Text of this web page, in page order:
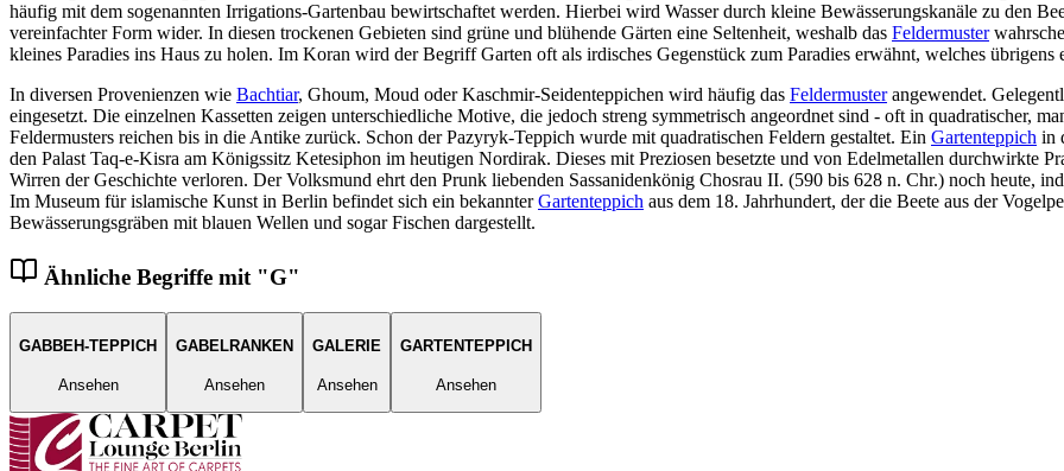
häufig mit dem sogenannten Irrigations-Gartenbau bewirtschaftet werden. Hierbei wird Wasser durch kleine Bewässerungskanäle zu den
vereinfachter Form wider. In diesen trockenen Gebieten sind grüne und blühende Gärten eine Seltenheit, weshalb das Feldermuster
kleines Paradies ins Haus zu holen. Im Koran wird der Begriff Garten oft als irdisches Gegenstück zum Paradies erwähnt, welches übrigens
In diversen Provenienzen wie Bachtiar, Ghoum, Moud oder Kaschmir-Seidenteppichen wird häufig das Feldermusterangewendet.
eingesetzt. Die einzelnen Kassetten zeigen unterschiedliche Motive, die jedoch streng symmetrisch angeordnet sind - oft in quadratischer,
Feldermusters reichen bis in die Antike zurück. Schon der Pazyryk-Teppich wurde mit quadratischen Feldern gestaltet. Ein Gartenteppich in
den Palast Taq-e-Kisra am Königssitz Ketesiphon im heutigen Nordirak. Dieses mit Preziosen besetzte und von Edelmetallen durchwirkte
Wirren der Geschichte verloren. Der Volksmund ehrt den Prunk liebenden Sassanidenkönig Chosrau II. (590 bis 628 n. Chr.) noch heute,
Im Museum für islamische Kunst in Berlin befindet sich ein bekannterGartenteppich aus dem 18. Jahrhundert, der die Beete aus der
Bewässerungsgräben mit blauen Wellen und sogar Fischen dargestellt.
Ähnliche Begriffe mit "G"
GABBEH-TEPPICH
Ansehen
GABELRANKEN
Ansehen
GALERIE
Ansehen
GARTENTEPPICH
Ansehen